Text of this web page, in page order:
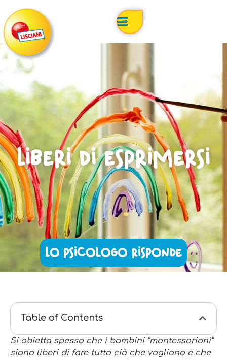
Liberi di esprimersi
Lo psicologo risponde
Table of Contents
Si obietta spesso che i bambini “montessoriani”
siano liberi di fare tutto ciò che vogliono e che